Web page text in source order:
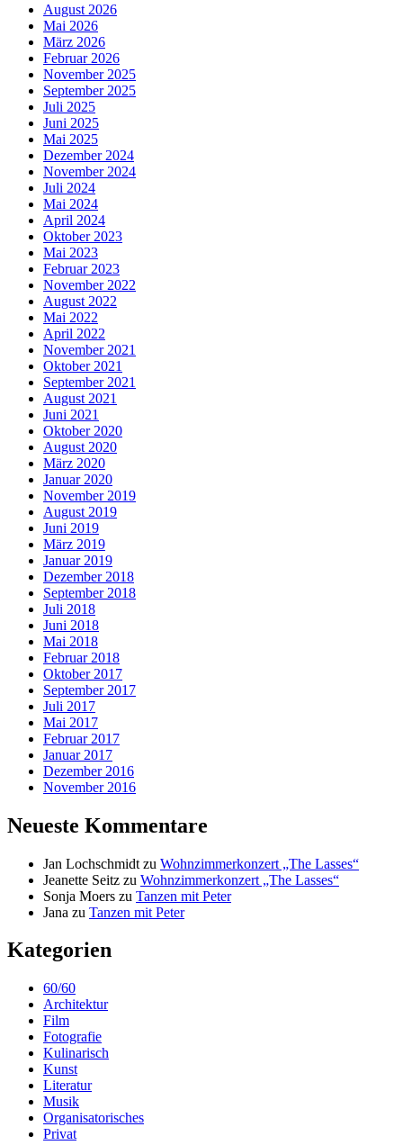
August 2026
Mai 2026
März 2026
Februar 2026
November 2025
September 2025
Juli 2025
Juni 2025
Mai 2025
Dezember 2024
November 2024
Juli 2024
Mai 2024
April 2024
Oktober 2023
Mai 2023
Februar 2023
November 2022
August 2022
Mai 2022
April 2022
November 2021
Oktober 2021
September 2021
August 2021
Juni 2021
Oktober 2020
August 2020
März 2020
Januar 2020
November 2019
August 2019
Juni 2019
März 2019
Januar 2019
Dezember 2018
September 2018
Juli 2018
Juni 2018
Mai 2018
Februar 2018
Oktober 2017
September 2017
Juli 2017
Mai 2017
Februar 2017
Januar 2017
Dezember 2016
November 2016
Neueste Kommentare
Jan Lochschmidt zu Wohnzimmerkonzert „The Lasses“
Jeanette Seitz zu Wohnzimmerkonzert „The Lasses“
Sonja Moers zu Tanzen mit Peter
Jana zu Tanzen mit Peter
Kategorien
60/60
Architektur
Film
Fotografie
Kulinarisch
Kunst
Literatur
Musik
Organisatorisches
Privat